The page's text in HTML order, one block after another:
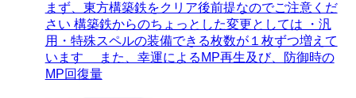
まず、東方構築鉄をクリア後前提なのでご注意くだ
さい 構築鉄からのちょっとした変更としては ・汎
用・特殊スペルの装備できる枚数が１枚ずつ増えて
います また、幸運によるMP再生及び、防御時の
MP回復量